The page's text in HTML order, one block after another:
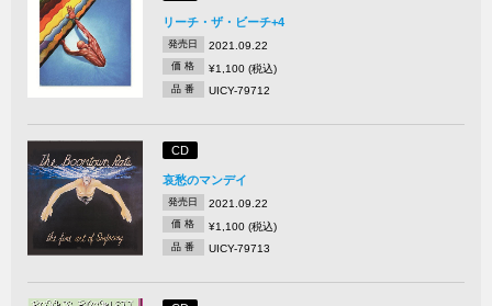
リーチ・ザ・ビーチ+4
発売日 2021.09.22
価 格 ¥1,100 (税込)
品 番 UICY-79712
CD
哀愁のマンデイ
発売日 2021.09.22
価 格 ¥1,100 (税込)
品 番 UICY-79713